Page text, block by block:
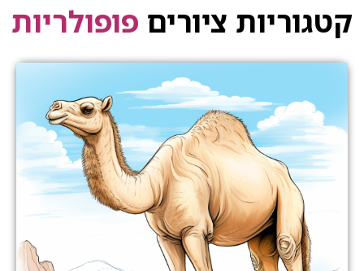
קטגוריות ציורים פופולריות